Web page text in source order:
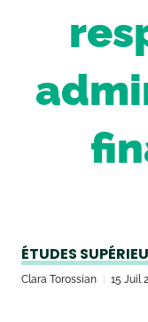
ÉTUDES
Clara Torossian 15 Juil